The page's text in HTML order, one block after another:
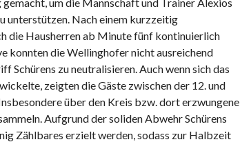
unterstützen. Nach einem kurzzeitig
die Hausherren ab Minute fünf kontinuierlich
konnten die Wellinghofer nicht ausreichend
Schürens zu neutralisieren. Auch wenn sich das
zeigten die Gäste zwischen der 12. und
über den Kreis bzw. dort erzwungene
Aufgrund der soliden Abwehr Schürens
Zählbares erzielt werden, sodass zur Halbzeit